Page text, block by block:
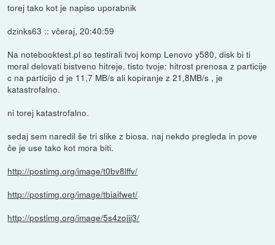
torej tako kot je napiso uporabnik
dzinks63 :: včeraj, 20:40:59
Na notebooktest.pl so testirali tvoj komp Lenovo y580, disk bi ti
moral delovati bistveno hitreje, tisto tvoje: hitrost prenosa z particije
c na particijo d je 11,7 MB/s ali kopiranje z 21,8MB/s , je
katastrofalno.
ni torej katastrofalno.
sedaj sem naredil še tri slike z biosa. naj nekdo pregleda in pove
če je use tako kot mora biti.
http://postimg.org/image/t0bv8lffv/
http://postimg.org/image/tbiaifwet/
http://postimg.org/image/5s4zojjj3/